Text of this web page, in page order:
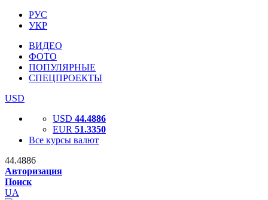
РУС
УКР
ВИДЕО
ФОТО
ПОПУЛЯРНЫЕ
СПЕЦПРОЕКТЫ
USD
USD 44.4886
EUR 51.3350
Все курсы валют
44.4886
Авторизация
Поиск
UA